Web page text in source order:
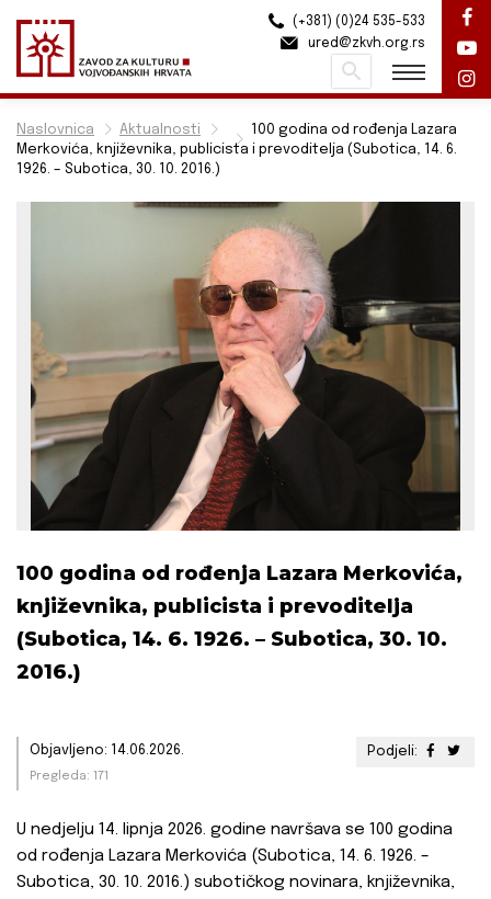
Naslovnica Aktualnosti
100 godina od rođenja Lazara
Merkovića, književnika, publicista i prevoditelja (Subotica, 14. 6.
1926. – Subotica, 30. 10. 2016.)
100 godina od rođenja Lazara Merkovića,
književnika, publicista i prevoditelja
(Subotica, 14. 6. 1926. – Subotica, 30. 10.
2016.)
Podjeli:
Objavljeno: 14.06.2026.
Pregleda: 171
U nedjelju 14. lipnja 2026. godine navršava se 100 godina
od rođenja Lazara Merkovića (Subotica, 14. 6. 1926. –
Subotica, 30. 10. 2016.) subotičkog novinara, književnika,
(+381) (0)24 535-533
ured@zkvh.org.rs
Pretraži